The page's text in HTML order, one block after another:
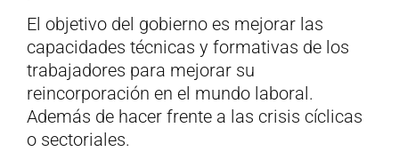
El objetivo del gobierno es mejorar las
capacidades técnicas y formativas de los
trabajadores para mejorar su
reincorporación en el mundo laboral.
Además de hacer frente a las crisis cíclicas
o sectoriales.